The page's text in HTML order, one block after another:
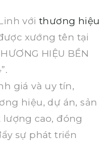
với thương hiệu
xướng tên tại
HIỆU BỀN
giá và uy tín,
hiệu, dự án, sản
lượng cao, đóng
sự phát triển